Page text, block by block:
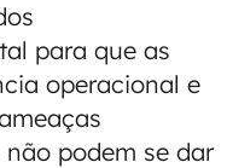
para que as
operacional e
podem se dar